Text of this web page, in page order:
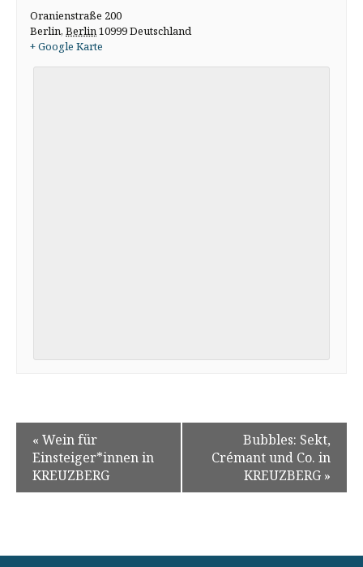
Oranienstraße 200
Berlin, Berlin10999Deutschland
+ Google Karte
« Wein für
Einsteiger*innen in
KREUZBERG
Bubbles: Sekt,
Crémant und Co. in
KREUZBERG »